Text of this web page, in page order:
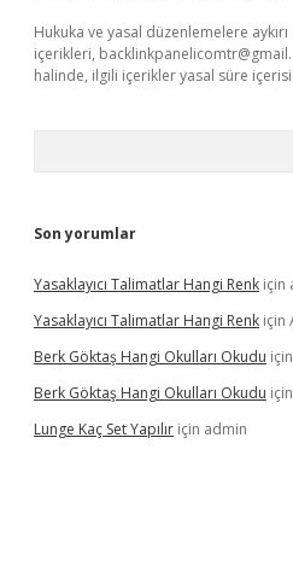
Hukuka ve yasal düzenlemelere
içerikleri,
halinde, ilgili içerikler yasal süre
Son yorumlar
Yasaklayıcı Talimatlar Hangi Renk için
Yasaklayıcı Talimatlar Hangi Renk için
Berk Göktaş Hangi Okulları Okudu için
Berk Göktaş Hangi Okulları Okudu için
Lunge Kaç Set Yapılır için admin